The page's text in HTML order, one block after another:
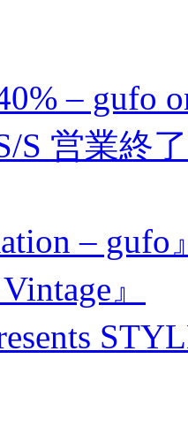
– gufo
S/S 営業終
– gufo
』